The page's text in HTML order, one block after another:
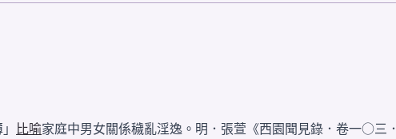
比喻家庭中男女關係穢亂淫逸。明．張萱《西園聞見錄．卷一○三．